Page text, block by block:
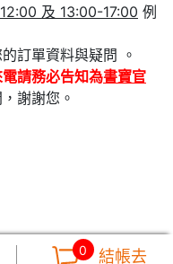
及 13:00-17:00 例
留下您的訂單資料與疑問 。
電請務必告知為書寶官
謝謝您。
0 結帳去